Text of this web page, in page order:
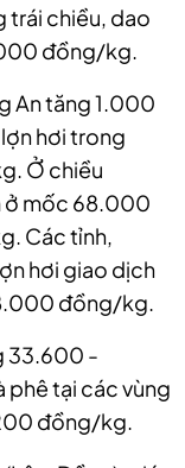
trái chiều, dao
đồng/kg.
An tăng 1.000
hơi trong
Ở chiều
ở mốc 68.000
Các tỉnh,
hơi giao dịch
đồng/kg.
33.600 -
tại các vùng
đồng/kg.